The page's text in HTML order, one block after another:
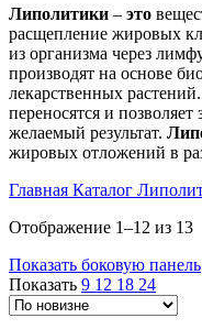
Липолитики – это
расщепление жировых
из организма через
производят на основе
лекарственных
переносятся и позволяет
желаемый результат.
жировых отложений в
Главная Каталог
Отображение 1–12 из 13
Показать боковую панель
Показать 9 12 18 24